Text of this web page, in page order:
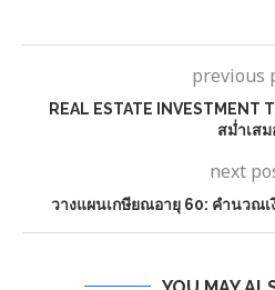
previous
REAL ESTATE INVESTMENT
สม่ำเสม
next
วางแผนเกษียณอายุ 60: คำนวณ